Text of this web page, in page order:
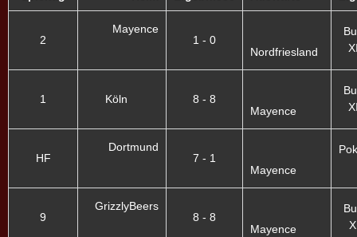
2
Mayence
1 - 0
Nordfriesland
1 Köln
8 - 8
Mayence
HF
Dortmund
7 - 1
Mayence
9
GrizzlyBeers
8 - 8
Mayence